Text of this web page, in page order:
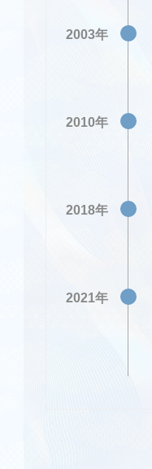
2003年
2010年
2018年
2021年